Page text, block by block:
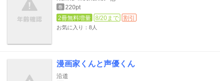
巻 220pt
2冊無料増量
8/20まで 割引
お気に入り：8人
漫画家くんと声優くん
沿道